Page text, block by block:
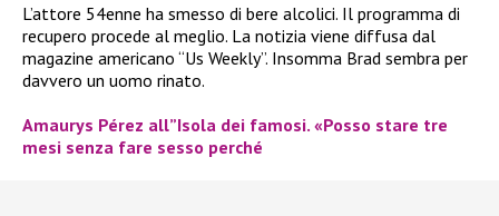
L’attore 54enne ha smesso di bere alcolici. Il programma di
recupero procede al meglio. La notizia viene diffusa dal
magazine americano “Us Weekly”. Insomma Brad sembra per
davvero un uomo rinato.
Amaurys Pérez all”Isola dei famosi. «Posso stare tre
mesi senza fare sesso perché